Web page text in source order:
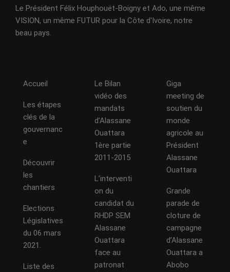
Le Président Félix Houphouët-Boigny et Ado, une même
VISION, un même FUTUR pour la Côte d'Ivoire, notre
beau pays.
Accueil
Les étapes
clés de la
gouvernanc
e
Découvrir
les
chantiers
Elections
Législatives
du 06 mars
2021.
Liste des
Le Bilan
vidéo des
mandats
d’Alassane
Ouattara
1ère partie
2011-2015
L’interventi
on du
candidat du
RHDP SEM
Alassane
Ouattara
face au
patronat
Giga
meeting de
soutien du
monde
agricole au
Président
Alassane
Ouattara
Grande
parade de
cloture de
campagne
d’Alassane
Ouattara a
Abobo